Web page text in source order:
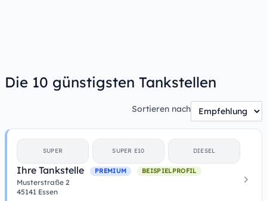
Die 10 günstigsten Tankstellen
Sortieren nach
SUPER SUPER E10 DIESEL
Ihre Tankstelle PREMIUM BEISPIELPROFIL
Musterstraße 2
45141 Essen